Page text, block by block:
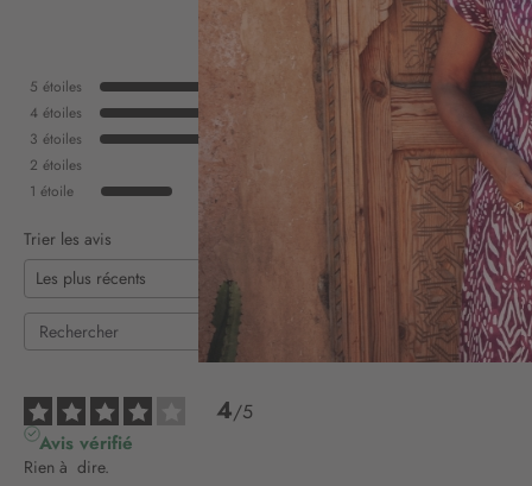
5 étoiles
4 étoiles
3 étoiles
2 étoiles
1 étoile
Trier les avis
4/5
Avis vérifié
Rien à  dire.